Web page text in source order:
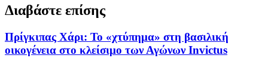
Διαβάστε επίσης
Πρίγκιπας Χάρι: Το «χτύπημα» στη βασιλική
οικογένεια στο κλείσιμο των Αγώνων Invictus